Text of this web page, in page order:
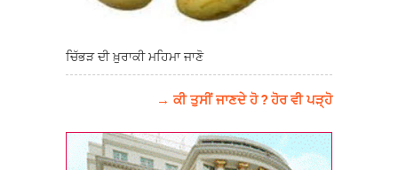
ਚਿੱਭੜ ਦੀ ਖ਼ੁਰਾਕੀ ਮਹਿਮਾ ਜਾਣੋ
→ ਕੀ ਤੁਸੀਂ ਜਾਣਦੇ ਹੋ ? ਹੋਰ ਵੀ ਪੜ੍ਹੋ